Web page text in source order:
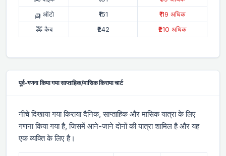
🛺 ऑटो
₹151
₹119 अधिक
🚕 कैब
₹242 ₹210 अधिक
पूर्व-गणना किया गया साप्ताहिक/मासिक किराया चार्ट
नीचे दिखाया गया किराया दैनिक, साप्ताहिक और मासिक यात्रा के लिए
गणना किया गया है, जिसमें आने-जाने दोनों की यात्रा शामिल है और यह
एक व्यक्ति के लिए है।